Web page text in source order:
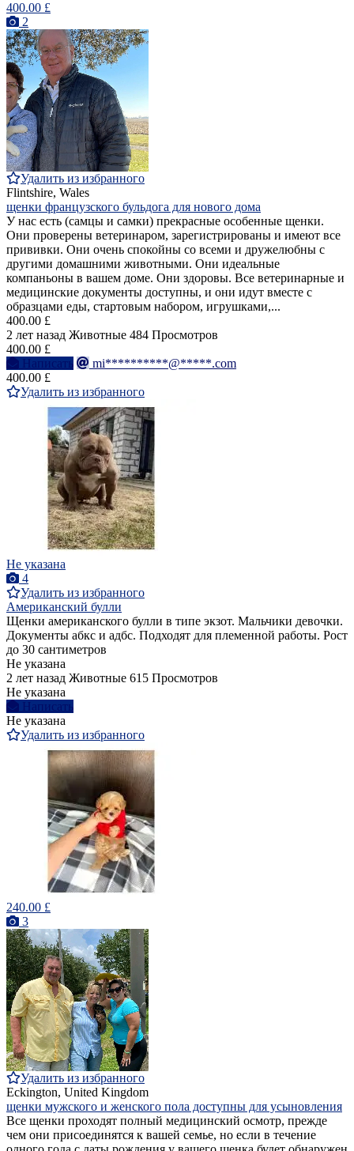
400.00 £
2
Удалить из избранного
Flintshire, Wales
щенки французского бульдога для нового дома
У нас есть (самцы и самки) прекрасные особенные щенки.
Они проверены ветеринаром, зарегистрированы и имеют все
прививки. Они очень спокойны со всеми и дружелюбны с
другими домашними животными. Они идеальные
компаньоны в вашем доме. Они здоровы. Все ветеринарные и
медицинские документы доступны, и они идут вместе с
образцами еды, стартовым набором, игрушками,...
400.00 £
2 лет назад Животные 484 Просмотров
400.00 £
Написать
mi**********@*****.com
400.00 £
Удалить из избранного
Не указана
4
Удалить из избранного
Американский булли
Щенки американского булли в типе экзот. Мальчики девочки.
Документы абкс и адбс. Подходят для племенной работы. Рост
до 30 сантиметров
Не указана
2 лет назад Животные 615 Просмотров
Не указана
Написать
Не указана
Удалить из избранного
240.00 £
3
Удалить из избранного
Eckington, United Kingdom
щенки мужского и женского пола доступны для усыновления
Все щенки проходят полный медицинский осмотр, прежде
чем они присоединятся к вашей семье, но если в течение